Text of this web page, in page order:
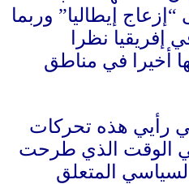
“ إزعاج إيطاليا” وربما
إفريقيا نظرا
أخيرا في مناطق
رأيي هذه تحركات
الوقت الذي طرحت
المتعلق